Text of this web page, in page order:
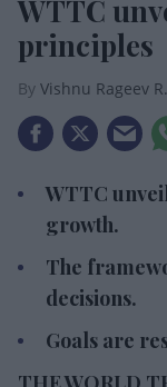
WTTC
principles
Vishnu Rageev R.
WTTC
growth.
The
decisions.
Goals are